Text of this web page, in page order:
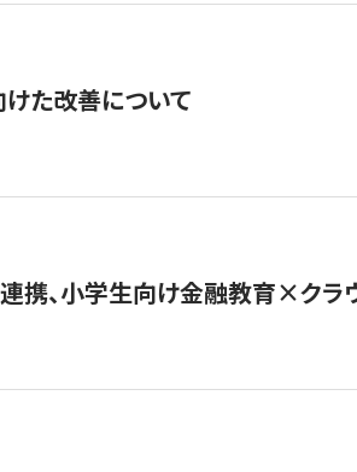
た改善について
携、小学生向け金融教育×クラ